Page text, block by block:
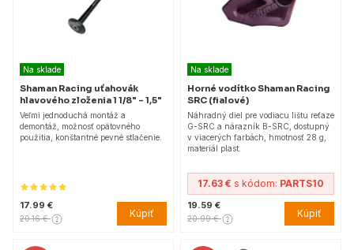
Na sklade
Shaman Racing uťahovák
hlavového zloženia 1 1/8" - 1,5"
Veľmi jednoduchá montáž a
demontáž, možnosť opätovného
použitia, konštantné pevné stlačenie.
17.99 €
20.16 € Kúpiť
Na sklade
Horné vodítko Shaman Racing
SRC (fialové)
Náhradný diel pre vodiacu lištu reťaze
G-SRC a nárazník B-SRC, dostupný
v viacerých farbách, hmotnosť 28 g,
materiál plast.
17.63 € s kódom: PARTS10
19.59 €
20.99 € Kúpiť